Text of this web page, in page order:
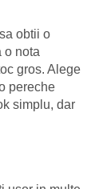
obtii o
o nota
gros. Alege
pereche
simplu, dar